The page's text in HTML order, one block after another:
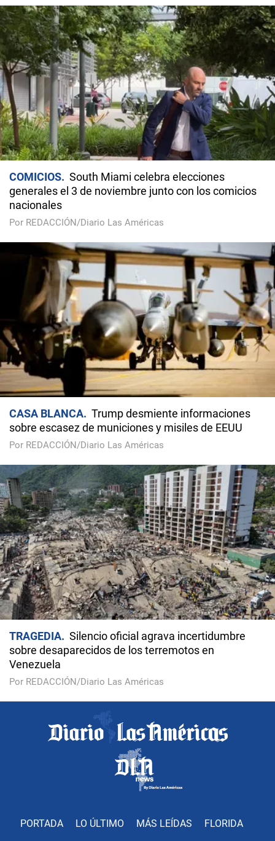
COMICIOS
South Miami celebra elecciones
generales el 3 de noviembre junto con los comicios
nacionales
Por REDACCIÓN/Diario Las Américas
CASA BLANCA
Trump desmiente informaciones
sobre escasez de municiones y misiles de EEUU
Por REDACCIÓN/Diario Las Américas
TRAGEDIA
Silencio oficial agrava incertidumbre
sobre desaparecidos de los terremotos en
Venezuela
Por REDACCIÓN/Diario Las Américas
PORTADA LO ÚLTIMO MÁS LEÍDAS FLORIDA